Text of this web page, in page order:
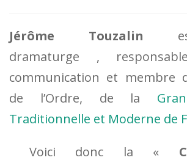
Jérôme Touzalin
dramaturge ,
communication et membre
de l’Ordre, de la
Traditionnelle et Moderne de
Voici donc la «